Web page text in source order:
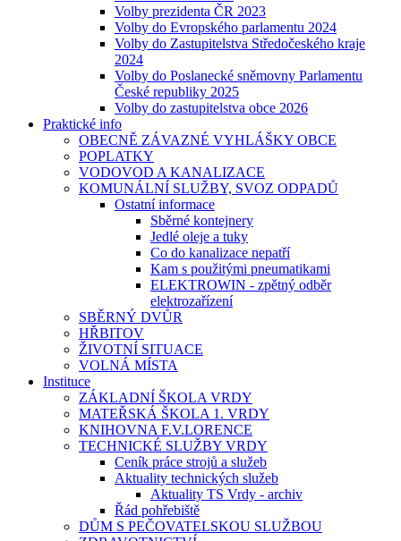
Volby prezidenta ČR 2023
Volby do Evropského parlamentu 2024
Volby do Zastupitelstva Středočeského kraje
2024
Volby do Poslanecké sněmovny Parlamentu
České republiky 2025
Volby do zastupitelstva obce 2026
Praktické info
OBECNĚ ZÁVAZNÉ VYHLÁŠKY OBCE
POPLATKY
VODOVOD A KANALIZACE
KOMUNÁLNÍ SLUŽBY, SVOZ ODPADŮ
Ostatní informace
Sběrné kontejnery
Jedlé oleje a tuky
Co do kanalizace nepatří
Kam s použitými pneumatikami
ELEKTROWIN - zpětný odběr
elektrozařízení
SBĚRNÝ DVŮR
HŘBITOV
ŽIVOTNÍ SITUACE
VOLNÁ MÍSTA
Instituce
ZÁKLADNÍ ŠKOLA VRDY
MATEŘSKÁ ŠKOLA 1. VRDY
KNIHOVNA F.V.LORENCE
TECHNICKÉ SLUŽBY VRDY
Ceník práce strojů a služeb
Aktuality technických služeb
Aktuality TS Vrdy - archiv
Řád pohřebiště
DŮM S PEČOVATELSKOU SLUŽBOU